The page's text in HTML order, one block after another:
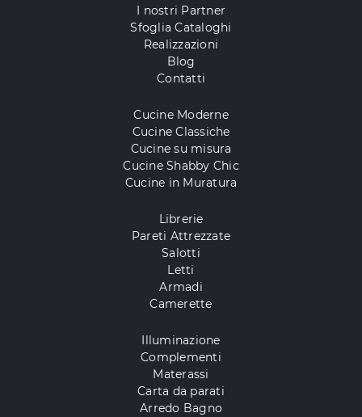
I nostri Partner
Sfoglia Cataloghi
Realizzazioni
Blog
Contatti
Cucine Moderne
Cucine Classiche
Cucine su misura
Cucine Shabby Chic
Cucine in Muratura
Librerie
Pareti Attrezzate
Salotti
Letti
Armadi
Camerette
Illuminazione
Complementi
Materassi
Carta da parati
Arredo Bagno